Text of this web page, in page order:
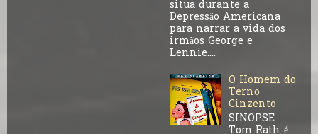
situa durante a
Depressão Americana
para narrar a vida dos
irmãos George e
Lennie....
O Homem do
Terno
Cinzento
SINOPSE
Tom Rath é